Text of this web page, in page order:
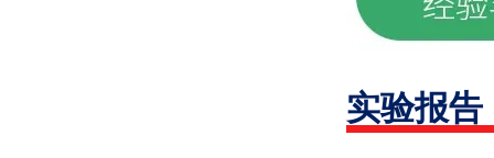
实验报告